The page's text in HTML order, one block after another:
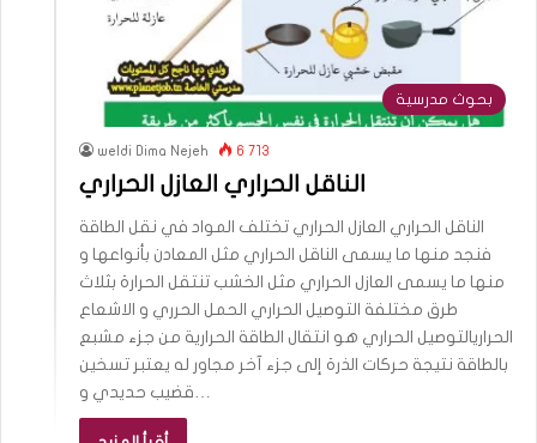
بحوث مدرسية
weldi Dima Nejeh 6 713
الناقل الحراري العازل الحراري
الناقل الحراري العازل الحراري تختلف المواد في نقل الطاقة
فنجد منها ما يسمى الناقل الحراري مثل المعادن بأنواعها و
منها ما يسمى العازل الحراري مثل الخشب تنتقل الحرارة بثلاث
طرق مختلفة التوصيل الحراري الحمل الحرري و الاشعاع
الحراريالتوصيل الحراري هو انتقال الطاقة الحرارية من جزء مشبع
بالطاقة نتيجة حركات الذرة إلى جزء آخر مجاور له يعتبر تسخين
قضيب حديدي و…